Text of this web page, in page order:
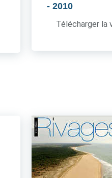
- 2010
Télécharger la